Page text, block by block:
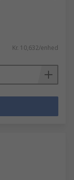
Kr. 10,632/enhed